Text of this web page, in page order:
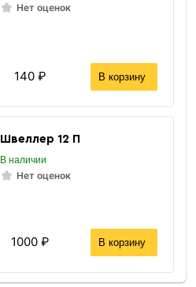
Нет оценок
140 ₽ В корзину
Швеллер 12 П
В наличии
Нет оценок
1000 ₽ В корзину